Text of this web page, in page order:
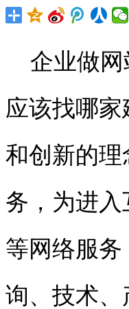
企业做网
应该找哪家
和创新的
务，为进
等网络服
询、技术